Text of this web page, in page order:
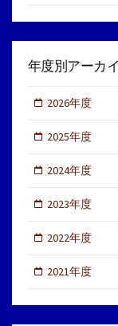
年度別アーカ
2026年度
2025年度
2024年度
2023年度
2022年度
2021年度